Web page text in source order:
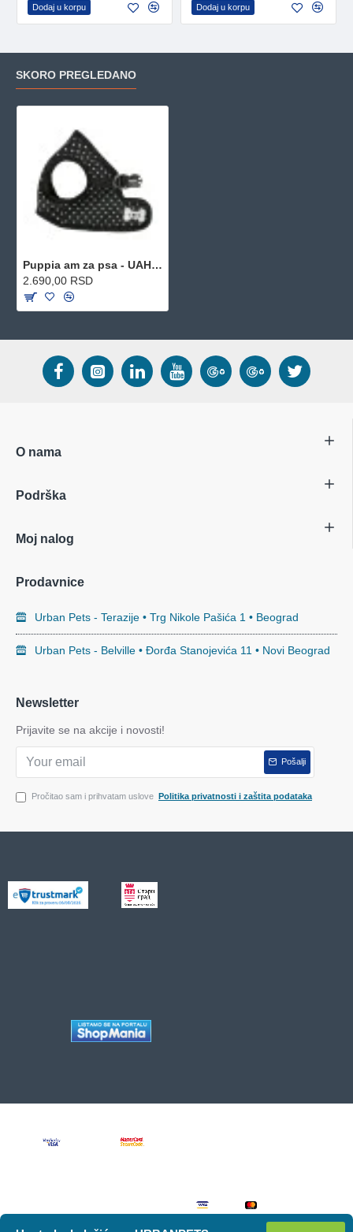
Dodaj u korpu Dodaj u korpu
SKORO PREGLEDANO
Puppia am za psa - UAHA-AH301 - Black
2.690,00 RSD
O nama
Podrška
Moj nalog
Prodavnice
Urban Pets - Terazije • Trg Nikole Pašića 1 • Beograd
Urban Pets - Belville • Đorđa Stanojevića 11 • Novi Beograd
Newsletter
Prijavite se na akcije i novosti!
Pošalji
Pročitao sam i prihvatam uslove Politika privatnosti i zaštita podataka